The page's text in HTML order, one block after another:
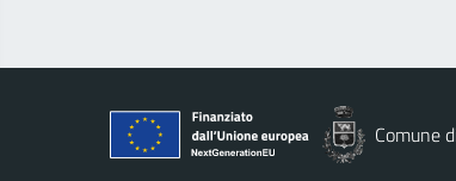
Comune